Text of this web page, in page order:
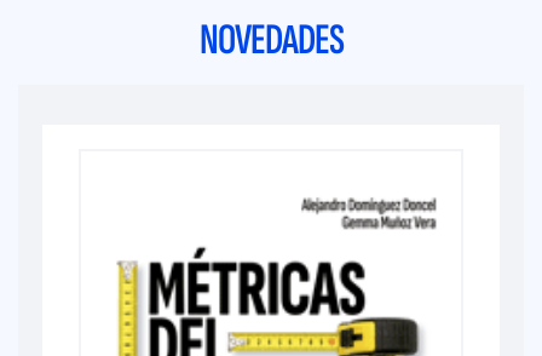
NOVEDADES